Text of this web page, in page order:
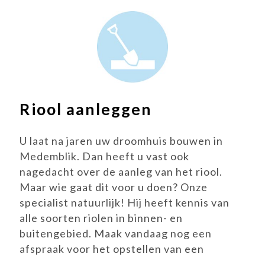
Riool aanleggen
U laat na jaren uw droomhuis bouwen in
Medemblik. Dan heeft u vast ook
nagedacht over de aanleg van het riool.
Maar wie gaat dit voor u doen? Onze
specialist natuurlijk! Hij heeft kennis van
alle soorten riolen in binnen- en
buitengebied. Maak vandaag nog een
afspraak voor het opstellen van een